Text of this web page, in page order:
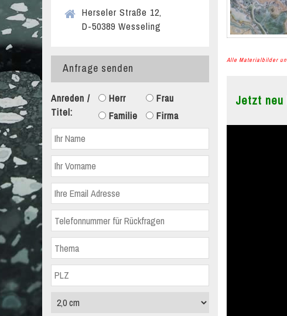
Alle Materialbilder
Jetzt neu
Herseler Straße 12,
D-50389 Wesseling
Anfrage senden
Anreden /
Titel:
Herr
Frau
Familie
Firma